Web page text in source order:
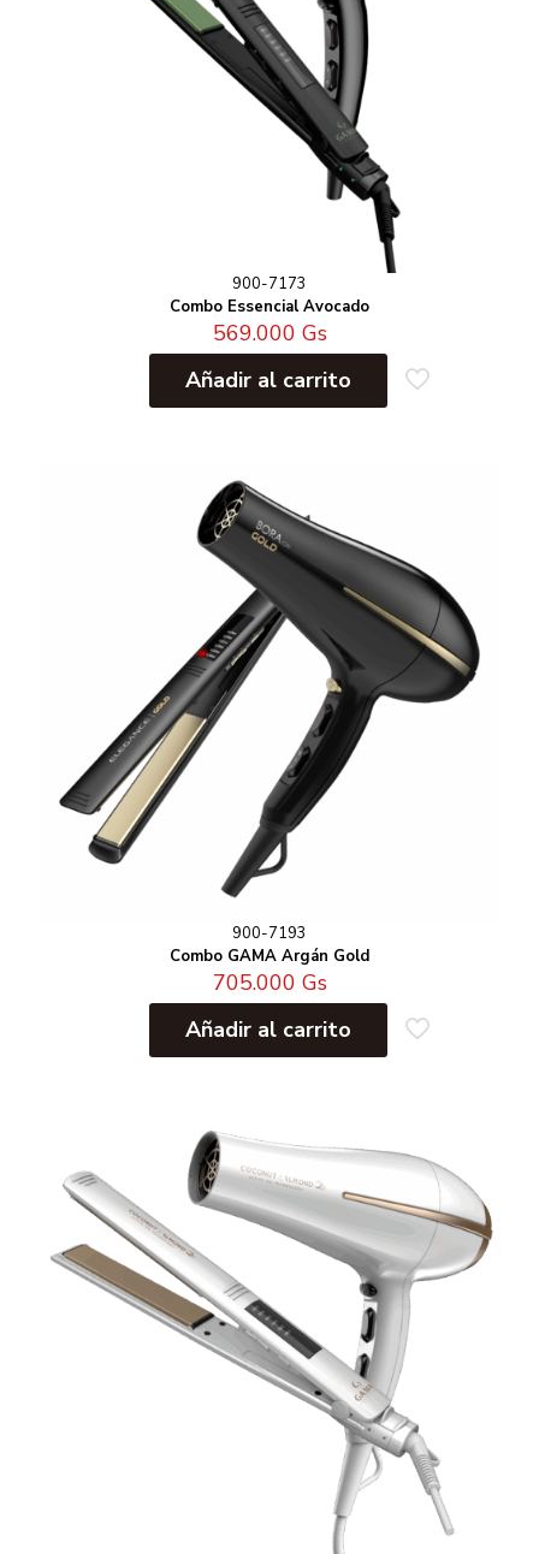
900-7173
Combo Essencial Avocado
569.000 Gs
Añadir al carrito
900-7193
Combo GAMA Argán Gold
705.000 Gs
Añadir al carrito